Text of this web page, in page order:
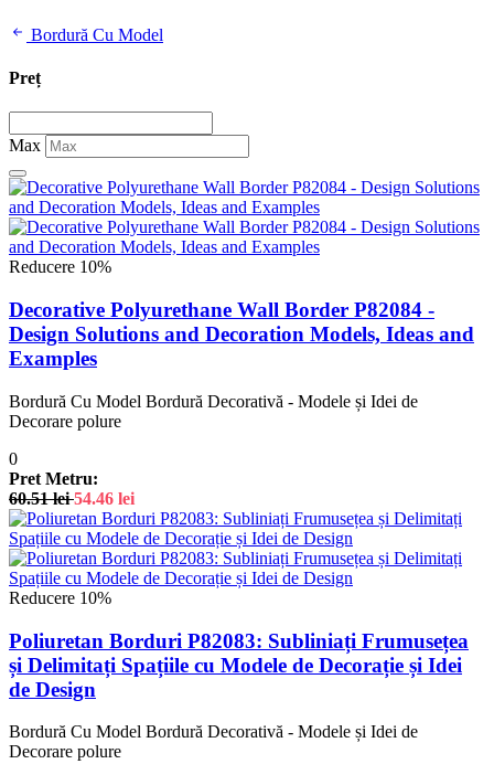
Bordură Cu Model
Preț
Max
Reducere 10%
Decorative Polyurethane Wall Border P82084 -
Design Solutions and Decoration Models, Ideas and
Examples
Bordură Cu Model Bordură Decorativă - Modele și Idei de
Decorare polure
0
Pret Metru:
60.51lei 54.46 lei
Reducere 10%
Poliuretan Borduri P82083: Subliniați Frumusețea
și Delimitați Spațiile cu Modele de Decorație și Idei
de Design
Bordură Cu Model Bordură Decorativă - Modele și Idei de
Decorare polure